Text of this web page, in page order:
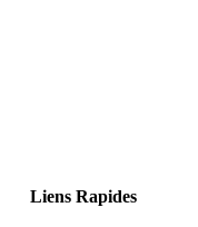
Liens Rapides